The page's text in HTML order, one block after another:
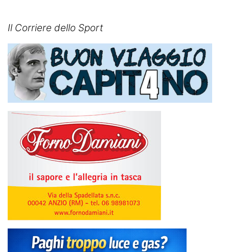
Il Corriere dello Sport